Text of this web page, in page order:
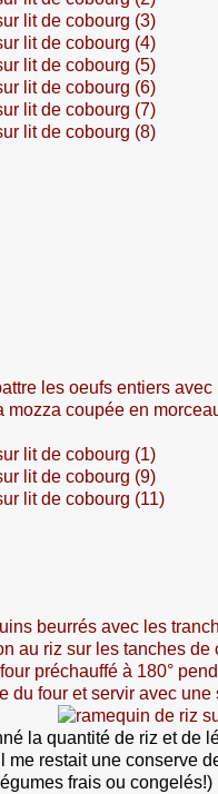
les oeufs entiers avec
mozza coupée en
beurrés avec les
au riz sur les tanches de
préchauffé à 180°
du four et servir avec une
la quantité de riz et de
me restait une conserve
frais ou congelés!)